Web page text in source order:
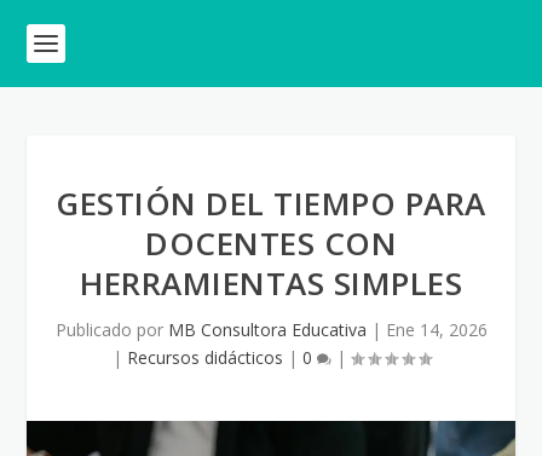
GESTIÓN DEL TIEMPO PARA
DOCENTES CON
HERRAMIENTAS SIMPLES
Publicado por MB Consultora Educativa | Ene 14, 2026
| Recursos didácticos | 0 |